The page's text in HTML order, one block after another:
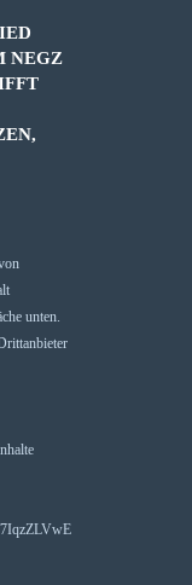
NEGZ
unten.